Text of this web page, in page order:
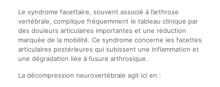
Le syndrome facettaire, souvent associé à l’arthrose
vertébrale, complique fréquemment le tableau clinique par
des douleurs articulaires importantes et une réduction
marquée de la mobilité. Ce syndrome concerne les facettes
articulaires postérieures qui subissent une inflammation et
une dégradation liée à l’usure arthrosique.
La décompression neurovertébrale agit ici en :